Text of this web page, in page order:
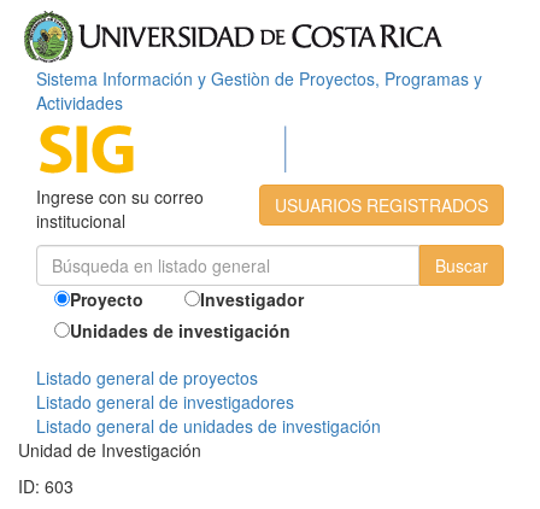
Sistema Información y Gestiòn de Proyectos, Programas y
Actividades
USUARIOS REGISTRADOS
Ingrese con su correo
institucional
Proyecto
Investigador
Unidades de investigación
Listado general de proyectos
Listado general de investigadores
Listado general de unidades de investigación
Unidad de Investigación
ID: 603